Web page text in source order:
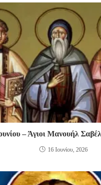
– Άγιοι Μανουήλ
16 Ιουνίου, 2026